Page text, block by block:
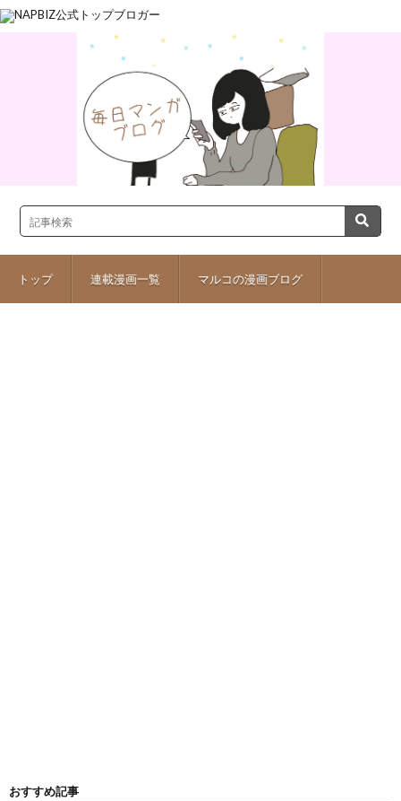
トップ 連載漫画一覧 マルコの漫画ブログ
おすすめ記事